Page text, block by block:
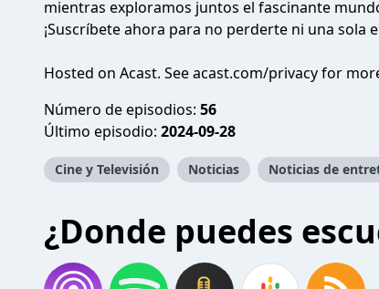
mientras exploramos juntos el fascinante
¡Suscríbete ahora para no perderte ni una sola
Hosted on Acast. Seeacast.com/privacyfor
Número de episodios: 56
Último episodio: 2024-09-28
Cine y Televisión Noticias Noticias de
¿Donde puedes